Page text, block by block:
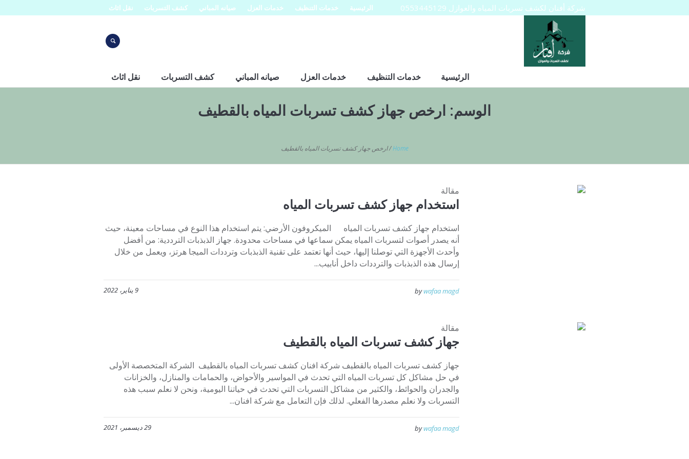
الرئيسية خدمات التنظيف خدمات العزل صيانه المباني كشف التسربات نقل اثاث شركة أفنان لكشف تسربات المياه والعوازل 0553445129
الرئيسية خدمات التنظيف خدمات العزل صيانه المباني كشف التسربات نقل اثاث
الوسم: ارخص جهاز كشف تسربات المياه بالقطيف
Home
/ارخص جهاز كشف تسربات المياه بالقطيف
مقالة
استخدام جهاز كشف تسربات المياه
استخدام جهاز كشف تسربات المياه الميكروفون الأرضي: يتم استخدام هذا النوع في مساحات معينة، حيث
أنه يصدر أصوات لتسربات المياه يمكن سماعها في مساحات محدودة. جهاز الذبذبات الترددية: من أفضل
وأحدث الأجهزة التي توصلنا إليها، حيث أنها تعتمد على تقنية الذبذبات وترددات الميجا هرتز، ويعمل من خلال
إرسال هذه الذبذبات والترددات داخل أنابيب...
9 يناير، 2022 bywafaa magd
مقالة
جهاز كشف تسربات المياه بالقطيف
جهاز كشف تسربات المياه بالقطيف شركة افنان كشف تسربات المياه بالقطيف الشركة المتخصصة الأولى
في حل مشاكل كل تسربات المياه التي تحدث في المواسير والأحواض، والحمامات والمنازل، والخزانات
والجدران والحوائط، والكثير من مشاكل التسربات التي تحدث في حياتنا اليومية، ونحن لا نعلم سبب هذه
التسربات ولا نعلم مصدرها الفعلي. لذلك فإن التعامل مع شركة افنان...
29 ديسمبر، 2021 bywafaa magd